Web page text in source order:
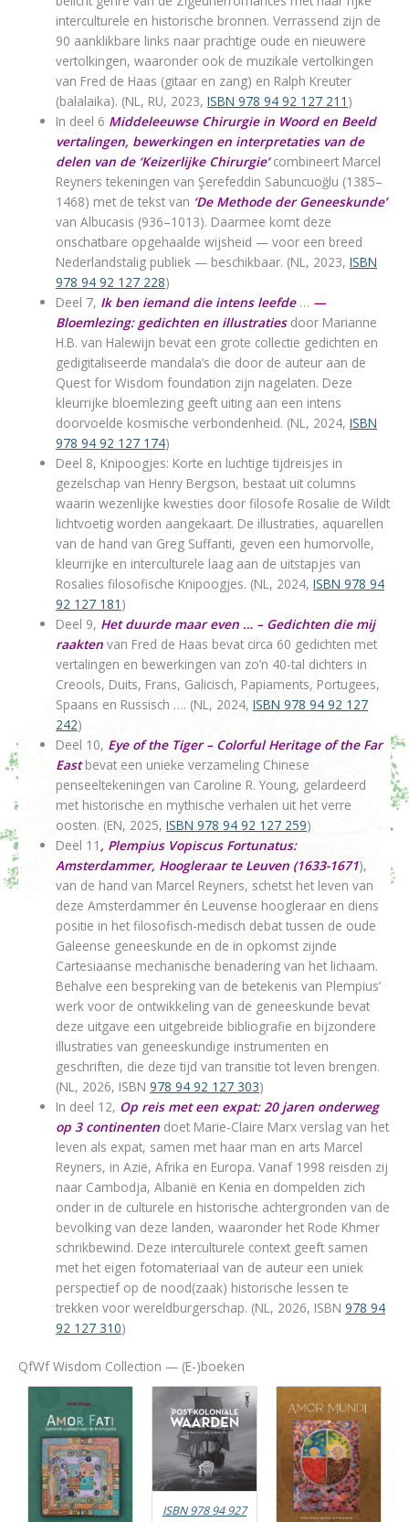
interculturele en historische bronnen. Verrassend zijn de
90 aanklikbare links naar prachtige oude en nieuwere
vertolkingen, waaronder ook de muzikale vertolkingen
van Fred de Haas (gitaar en zang) en Ralph Kreuter
(balalaika). (NL, RU, 2023,ISBN 978 94 92 127 211 )
In deel 6 Middeleeuwse Chirurgie in Woord en Beeld
vertalingen, bewerkingen en interpretaties van de
delen van de ‘Keizerlijke Chirurgie’combineert Marcel
Reyners tekeningen van Şerefeddin Sabuncuoğlu (1385–
1468) met de tekst van ‘De Methode der Geneeskunde’
van Albucasis (936–1013). Daarmee komt deze
onschatbare opgehaalde wijsheid — voor een breed
Nederlandstalig publiek — beschikbaar. (NL, 2023,ISBN
978 94 92 127 228)
Deel 7, Ik ben iemand die intens leefde… —
Bloemlezing: gedichten en illustratiesdoor Marianne
H.B. van Halewijn bevat een grote collectie gedichten en
gedigitaliseerde mandala’s die door de auteur aan de
Quest for Wisdom foundation zijn nagelaten. Deze
kleurrijke bloemlezing geeft uiting aan een intens
doorvoelde kosmische verbondenheid. (NL, 2024,ISBN
978 94 92 127 174)
Deel 8, Knipoogjes: Korte en luchtige tijdreisjes in
gezelschap van Henry Bergson, bestaat uit columns
waarin wezenlijke kwesties door filosofe Rosalie de Wildt
lichtvoetig worden aangekaart. De illustraties, aquarellen
van de hand van Greg Suffanti, geven een humorvolle,
kleurrijke en interculturele laag aan de uitstapjes van
Rosalies filosofische Knipoogjes. (NL, 2024,ISBN 978 94
92 127 181 )
Deel 9, Het duurde maar even … – Gedichten die mij
raakten van Fred de Haas bevat circa 60 gedichten met
vertalingen en bewerkingen van zo’n 40-tal dichters in
Creools, Duits, Frans, Galicisch, Papiaments, Portugees,
Spaans en Russisch …. (NL, 2024,ISBN 978 94 92 127
242)
Deel 10, Eye of the Tiger – Colorful Heritage of the Far
Eastbevat een unieke verzameling Chinese
penseeltekeningen van Caroline R. Young, gelardeerd
met historische en mythische verhalen uit het verre
oosten. (EN, 2025,ISBN 978 94 92 127 259)
Deel 11 , Plempius Vopiscus Fortunatus:
Amsterdammer, Hoogleraar te Leuven (1633-1671),
van de hand van Marcel Reyners, schetst het leven van
deze Amsterdammer én Leuvense hoogleraar en diens
positie in het filosofisch-medisch debat tussen de oude
Galeense geneeskunde en de in opkomst zijnde
Cartesiaanse mechanische benadering van het lichaam.
Behalve een bespreking van de betekenis van Plempius’
werk voor de ontwikkeling van de geneeskunde bevat
deze uitgave een uitgebreide bibliografie en bijzondere
illustraties van geneeskundige instrumenten en
geschriften, die deze tijd van transitie tot leven brengen.
(NL, 2026, ISBN978 94 92 127 303)
In deel 12, Op reis met een expat: 20 jaren onderweg
op 3 continenten doet Marie-Claire Marx verslag van het
leven als expat, samen met haar man en arts Marcel
Reyners, in Azië, Afrika en Europa. Vanaf 1998 reisden zij
naar Cambodja, Albanië en Kenia en dompelden zich
onder in de culturele en historische achtergronden van de
bevolking van deze landen, waaronder het Rode Khmer
schrikbewind. Deze interculturele context geeft samen
met het eigen fotomateriaal van de auteur een uniek
perspectief op de nood(zaak) historische lessen te
trekken voor wereldburgerschap. (NL, 2026, ISBN978 94
92 127 310)
QfWf Wisdom Collection — (E-)boeken
ISBN 978 94 927